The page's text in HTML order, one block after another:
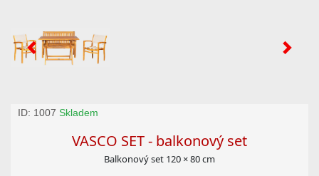
ID: 1007 Skladem
VASCO SET - balkonový set
Balkonový set 120 × 80 cm